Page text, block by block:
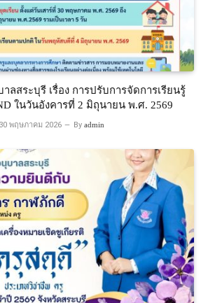
ลสระบุรี เรื่อง การปรับการจัดการเรียนรู้
ในวันอังคารที่ 2 มิถุนายน พ.ศ. 2569
30 พฤษภาคม 2026 By admin